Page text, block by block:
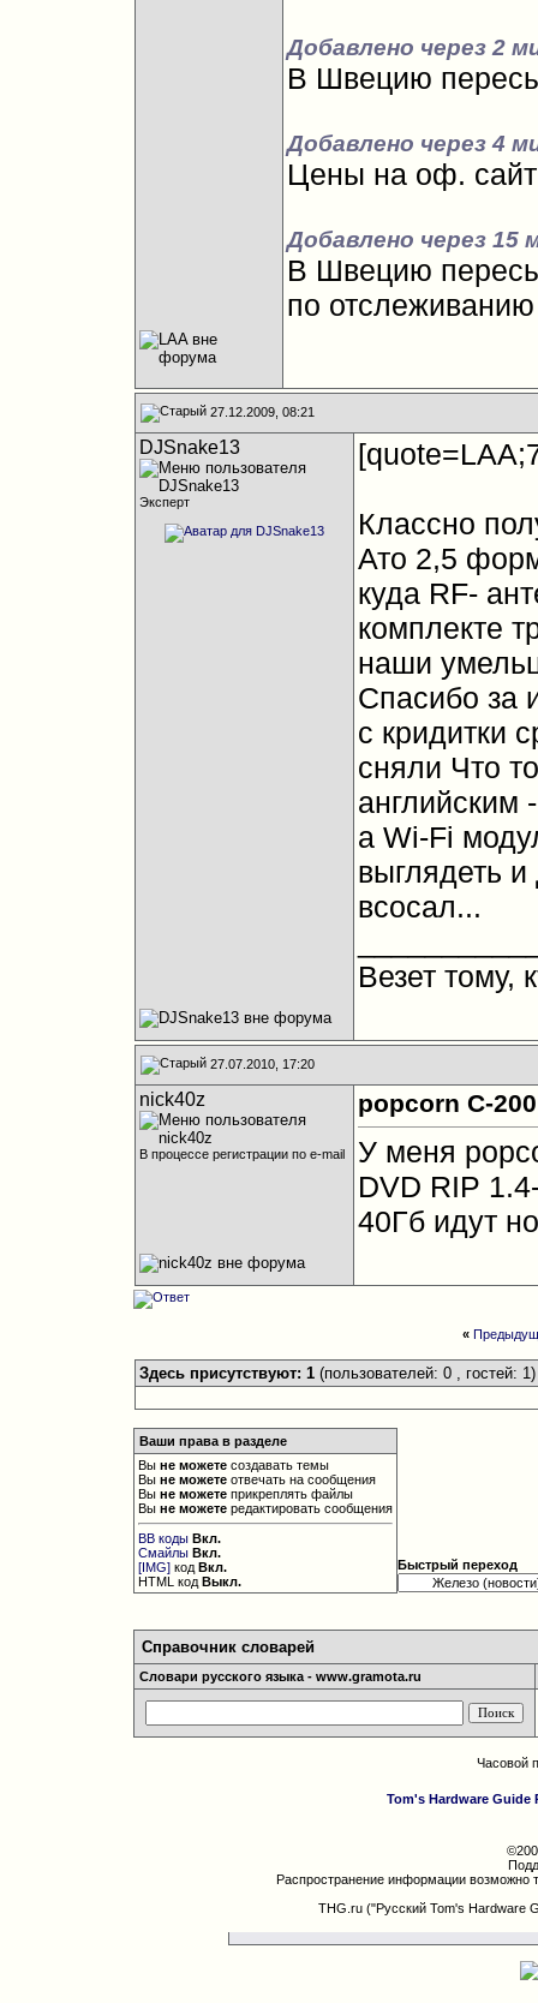
Добавлено через 2
В Швецию
Добавлено через 4
Цены на оф.
Добавлено через 15
В Швецию
по отслеживанию
27.12.2009, 08:21
DJSnake13
Эксперт
Классно
Ато 2,5
куда RF-
комплекте
наши
Спасибо за
с кридитки
сняли Что
английским
а Wi-Fi
выглядеть
всосал...
Везет тому,
27.07.2010, 17:20
nick40z
В процессе регистрации по e-mail
popcorn C-
У меня
DVD RIP
40Гб идут
«
Здесь присутствуют: 1 (пользователей: 0 , гостей: 1)
Ваши права в разделе
Выне можете создавать темы
Выне можете отвечать на сообщения
Выне можете прикреплять файлы
Выне можете редактировать сообщения
BB коды Вкл.
Смайлы Вкл.
[IMG] кодВкл.
HTML кодВыкл.
Быстрый переход
Справочник словарей
Словари русского языка - www.gramota.ru
Часовой
Tom's Hardware Guide
Распространение информации возможно
THG.ru ("Русский Tom's Hardware